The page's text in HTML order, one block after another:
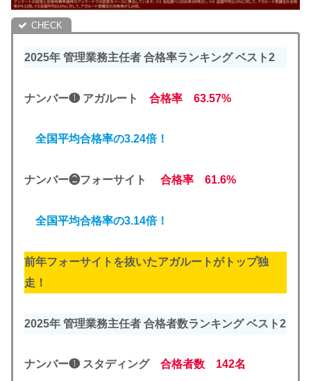
2025年 管理業務主任者 合格率ランキング ベスト2
ナンバー❶ アガルート 合格率 63.57%
全国平均合格率の3.24倍！
ナンバー❷フォーサイト 合格率 61.6%
全国平均合格率の3.14倍！
前年フォーサイトを抜いたアガルートがトップ独
走！
2025年 管理業務主任者 合格者数ランキング ベスト2
ナンバー❶ スタディング 合格者数 142名